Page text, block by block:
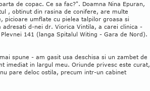
de copac. Ce sa fac?". Doamna Nina Epuran,
, obtinut din rasina de conifere, are multe
picioare umflate cu pielea talpilor groasa si
d-nei dr. Viorica Vintila, a carei clinica -
141 (langa Spitalul Witing - Gara de Nord).
spune - am gasit usa deschisa si un zambet de
imediat in largul meu. Oriunde privesc este curat,
pare deloc ostila, precum intr-un cabinet